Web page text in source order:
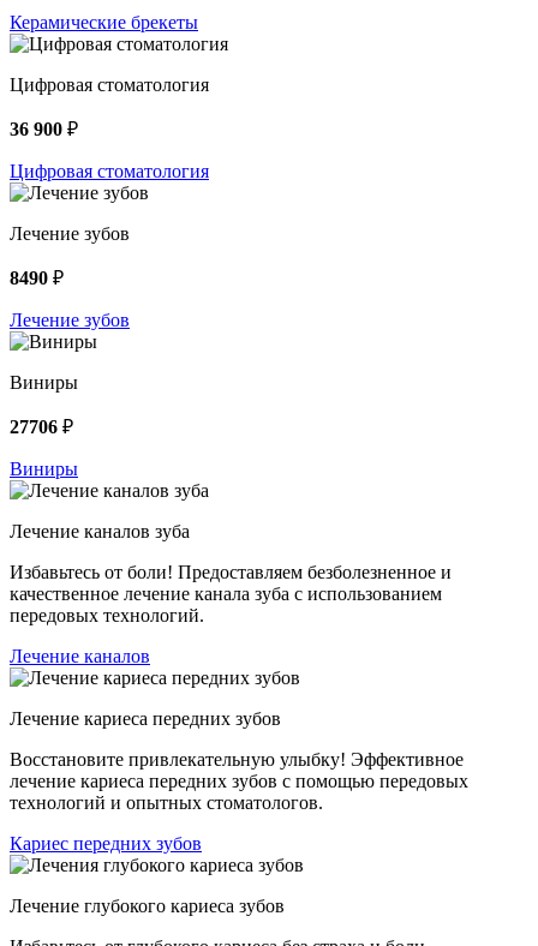
Керамические брекеты
Цифровая стоматология
36 900 ₽
Цифровая стоматология
Лечение зубов
8490 ₽
Лечение зубов
Виниры
27706 ₽
Виниры
Лечение каналов зуба
Избавьтесь от боли! Предоставляем безболезненное и
качественное лечение канала зуба с использованием
передовых технологий.
Лечение каналов
Лечение кариеса передних зубов
Восстановите привлекательную улыбку! Эффективное
лечение кариеса передних зубов с помощью передовых
технологий и опытных стоматологов.
Кариес передних зубов
Лечение глубокого кариеса зубов